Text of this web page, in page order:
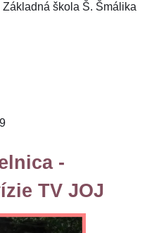
škola Š. Šmálika
-
TV JOJ